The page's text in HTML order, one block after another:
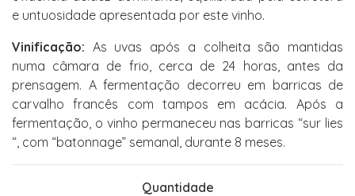
e untuosidade apresentada por este vinho.
Vinificação: As uvas após a colheita são mantidas
numa câmara de frio, cerca de 24 horas, antes da
prensagem. A fermentação decorreu em barricas de
carvalho francês com tampos em acácia. Após a
fermentação, o vinho permaneceu nas barricas “sur lies
“, com “batonnage” semanal, durante 8 meses.
Quantidade